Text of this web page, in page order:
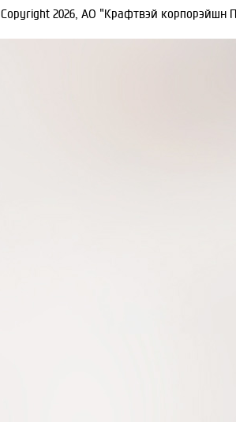
Copyright 2026, АО "Крафтвэй корпорэйшн